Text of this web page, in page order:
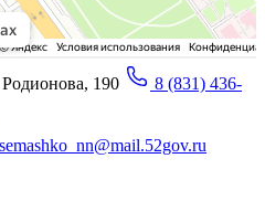
190
8 (831) 436-